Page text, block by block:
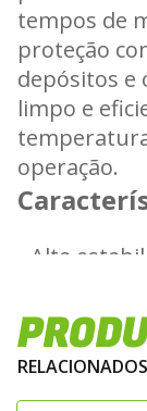
tempos de
proteção
depósitos e
limpo e
operação.
- Alta
- Reduz o
internos,
válvulas.
- Mantém
RELACIONADOS